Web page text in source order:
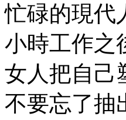
忙碌的現代
小時工作之
女人把自己
不要忘了抽